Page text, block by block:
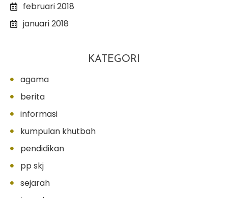
februari 2018
januari 2018
KATEGORI
agama
berita
informasi
kumpulan khutbah
pendidikan
pp skj
sejarah